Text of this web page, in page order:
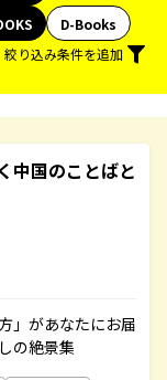
D-Books
絞り込み条件を追加
中国のことばと
」があなたにお届
の絶景集